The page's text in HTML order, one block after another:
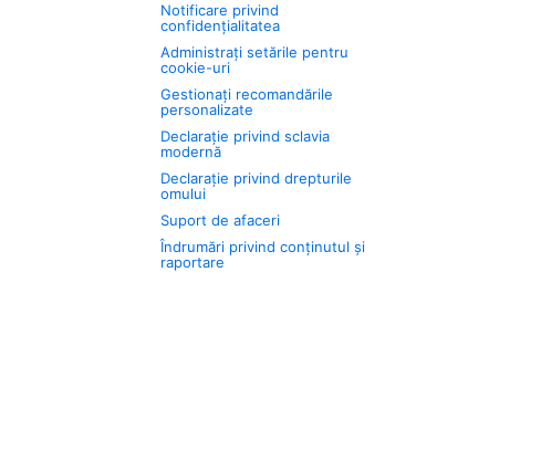
Notificare privind
confidențialitatea
Administrați setările pentru
cookie-uri
Gestionați recomandările
personalizate
Declarație privind sclavia
modernă
Declarație privind drepturile
omului
Suport de afaceri
Îndrumări privind conținutul și
raportare